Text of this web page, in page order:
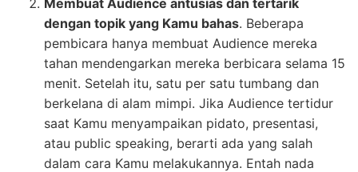
Membuat Audience antusias dan tertarik
dengan topik yang Kamu bahas. Beberapa
pembicara hanya membuat Audience mereka
tahan mendengarkan mereka berbicara selama 15
menit. Setelah itu, satu per satu tumbang dan
berkelana di alam mimpi. Jika Audience tertidur
saat Kamu menyampaikan pidato, presentasi,
atau public speaking, berarti ada yang salah
dalam cara Kamu melakukannya. Entah nada